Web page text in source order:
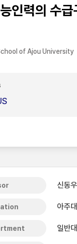
인력의 수급
of Ajou University
신동우
아주
일반